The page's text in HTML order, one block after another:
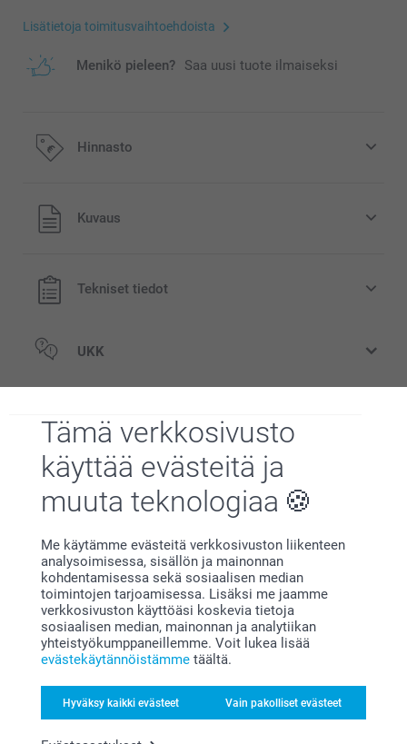
Tämä verkkosivusto
käyttää evästeitä ja
muuta teknologiaa
Me käytämme evästeitä verkkosivuston liikenteen
analysoimisessa, sisällön ja mainonnan
kohdentamisessa sekä sosiaalisen median
toimintojen tarjoamisessa. Lisäksi me jaamme
verkkosivuston käyttöäsi koskevia tietoja
sosiaalisen median, mainonnan ja analytiikan
yhteistyökumppaneillemme. Voit lukea lisää
evästekäytännöistämme täältä.
Hyväksy kaikki evästeet Vain pakolliset evästeet
Lisätietoja toimitusvaihtoehdoista
Menikö pieleen? Saa uusi tuote ilmaiseksi
Hinnasto
Kaikki hinnat ovat euroina, sisältävät arvonlisäveron ja
eivät sisällä postikuluja.
Kuvaus
Tekniset tiedot
Mikä on julisteeni tarkka koko?
UKK
2 mallia
33,95
2 mallia
Alkaen 1,79
(1 arvostelut)
Uusi mallia
Puinen korttiteline
kuivatuilla kukilla
5 mallia
Alkaen 18,95
(1 arvostelut)
Esiliina AI:lla
3 mallia
Alkaen 20,95
Pet Lovers
Jos rullasi on 99-prosenttisesti lemmikkikuvia, olet